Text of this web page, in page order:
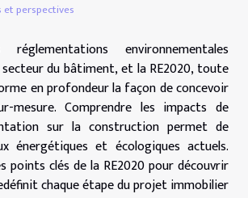
et perspectives
environnementales
du bâtiment, et la RE2020, toute
en profondeur la façon de concevoir
mesure. Comprendre les impacts de
sur la construction permet de
énergétiques et écologiques actuels.
points clés de la RE2020 pour découvrir
chaque étape du projet immobilier